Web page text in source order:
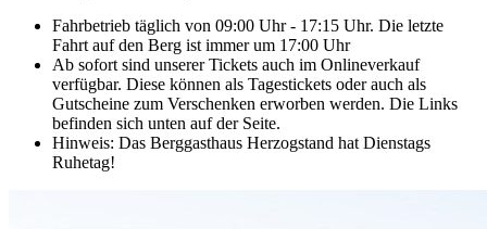
Fahrbetrieb täglich von 09:00 Uhr - 17:15 Uhr. Die letzte
Fahrt auf den Berg ist immer um 17:00 Uhr
Ab sofort sind unserer Tickets auch im Onlineverkauf
verfügbar. Diese können als Tagestickets oder auch als
Gutscheine zum Verschenken erworben werden. Die Links
befinden sich unten auf der Seite.
Hinweis: Das Berggasthaus Herzogstand hat Dienstags
Ruhetag!